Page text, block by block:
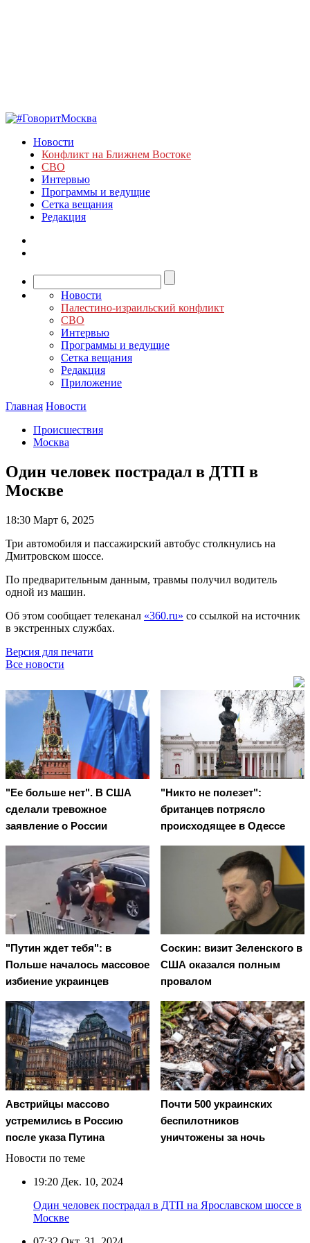
Новости
Конфликт на Ближнем Востоке
СВО
Интервью
Программы и ведущие
Сетка вещания
Редакция
Новости
Палестино-израильский конфликт
СВО
Интервью
Программы и ведущие
Сетка вещания
Редакция
Приложение
Главная Новости
Происшествия
Москва
Один человек пострадал в ДТП в
Москве
18:30 Март 6, 2025
Три автомобиля и пассажирский автобус столкнулись на
Дмитровском шоссе.
По предварительным данным, травмы получил водитель
одной из машин.
Об этом сообщает телеканал «360.ru» со ссылкой на источник
в экстренных службах.
Версия для печати
Все новости
"Ее больше нет". В США
сделали тревожное
заявление о России
"Никто не полезет":
британцев потрясло
происходящее в Одессе
"Путин ждет тебя": в
Польше началось массовое
избиение украинцев
Соскин: визит Зеленского в
США оказался полным
провалом
Австрийцы массово
устремились в Россию
после указа Путина
Почти 500 украинских
беспилотников
уничтожены за ночь
Новости по теме
19:20 Дек. 10, 2024
Один человек пострадал в ДТП на Ярославском шоссе в
Москве